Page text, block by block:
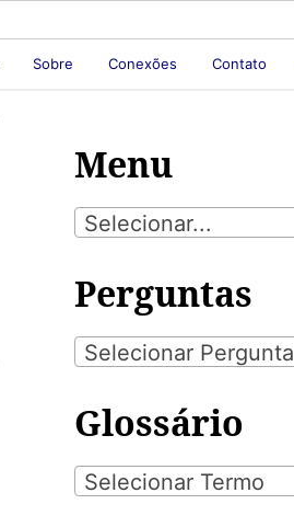
Sobre Conexões Contato
Menu
Selecionar...
Perguntas
Selecionar Pergunta
Glossário
Selecionar Termo